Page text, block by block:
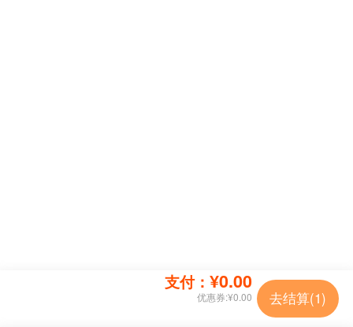
支付： ¥0.00
优惠券:¥0.00 去结算(1)